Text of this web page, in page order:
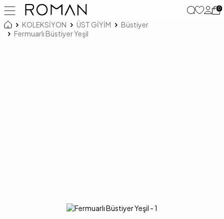
0
KOLEKSİYON ÜST GİYİM
Büstiyer
Fermuarlı Büstiyer Yeşil